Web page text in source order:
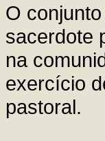
O
sacerdote
na
exercício
pastoral.